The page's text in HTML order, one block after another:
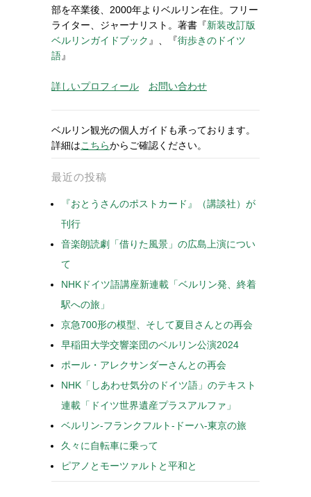
部を卒業後、2000年よりベルリン在住。フリー
ライター、ジャーナリスト。著書『新装改訂版
ベルリンガイドブック 』、『街歩きのドイツ
語』
詳しいプロフィール お問い合わせ
ベルリン観光の個人ガイドも承っております。
詳細はこちらからご確認ください。
最近の投稿
『おとうさんのポストカード』（講談社）が
刊行
音楽朗読劇「借りた風景」の広島上演につい
て
NHKドイツ語講座新連載「ベルリン発、終着
駅への旅」
京急700形の模型、そして夏目さんとの再会
早稲田大学交響楽団のベルリン公演2024
ポール・アレクサンダーさんとの再会
NHK「しあわせ気分のドイツ語」のテキスト
連載「ドイツ世界遺産プラスアルファ」
ベルリン-フランクフルト-ドーハ-東京の旅
久々に自転車に乗って
ピアノとモーツァルトと平和と